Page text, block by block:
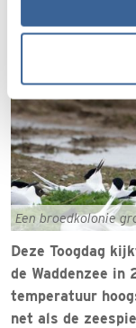
Een broedkolonie
Deze Toogdag
de Waddenzee in
temperatuur
net als de